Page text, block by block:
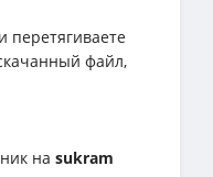
файл,
на sukram